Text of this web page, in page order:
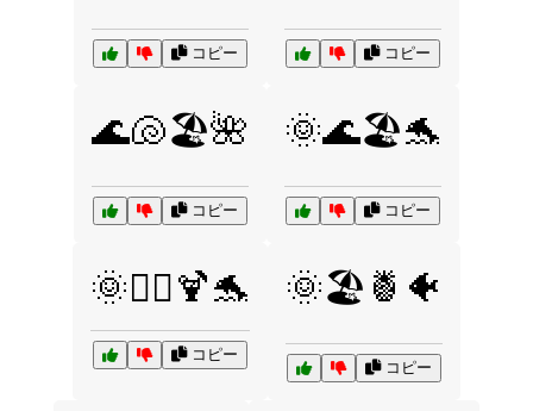
コピー コピー
🌊🐚🏖️🌺
コピー
🌞🌊🏖️🐬
コピー
🌞🏄‍♀️🍹🐬
コピー
🌞🏖️🍍🐠
コピー